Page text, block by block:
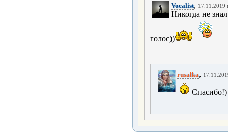
Vocalist, 17.11.2019
Никогда не
голос))
rusalka,